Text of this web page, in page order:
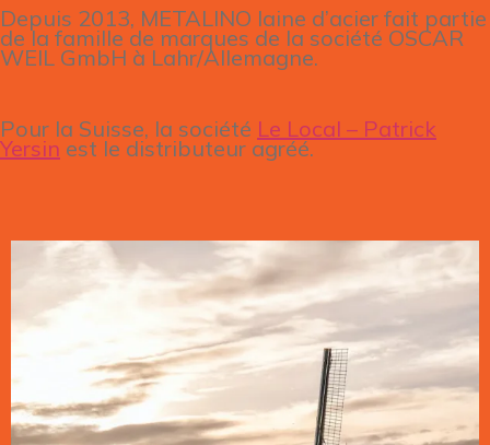
Depuis 2013, METALINO laine d’acier fait partie
de la famille de marques de la société OSCAR
WEIL GmbH à Lahr/Allemagne.
Pour la Suisse, la société Le Local – Patrick
Yersin est le distributeur agréé.